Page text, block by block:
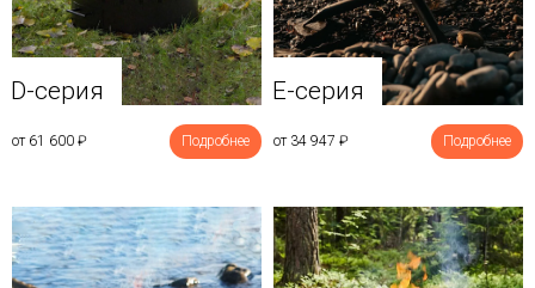
D-серия
от 61 600 ₽ Подробнее
E-серия
от 34 947 ₽ Подробнее